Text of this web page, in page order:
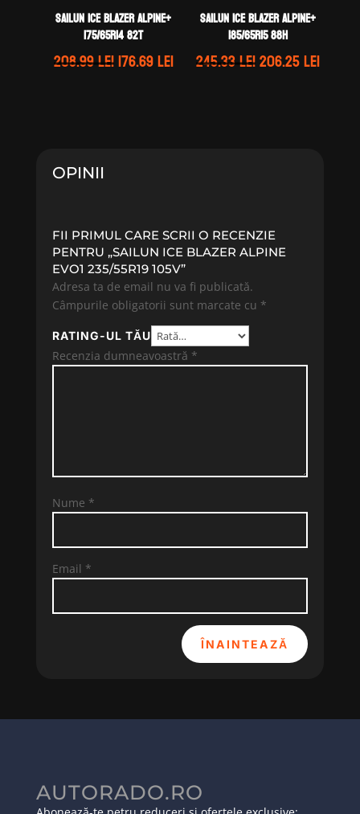
Sailun ICE BLAZER ALPINE+
175/65R14 82T
208.99leiPrețul
176.69leiPrețul
Sailun ICE BLAZER ALPINE+
185/65R15 88H
245.33leiPrețul
206.25leiPrețul
OPINII
FII PRIMUL CARE SCRII O RECENZIE
PENTRU „SAILUN ICE BLAZER ALPINE
EVO1 235/55R19 105V”
Adresa ta de email nu va fi publicată.
Câmpurile obligatorii sunt marcate cu *
RATING-UL TĂU
Recenzia dumneavoastră *
Nume *
Email *
ÎNAINTEAZĂ
AUTORADO.RO